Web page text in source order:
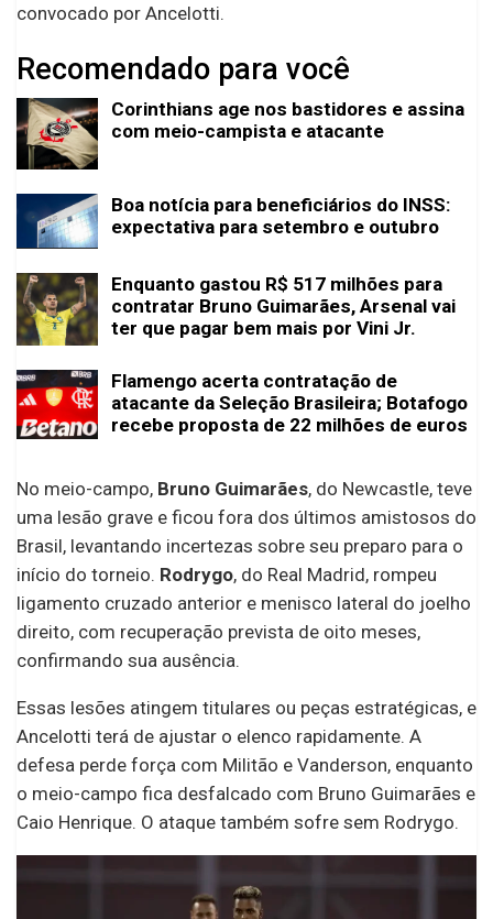
convocado por Ancelotti.
Recomendado para você
Corinthians age nos bastidores e assina
com meio-campista e atacante
Boa notícia para beneficiários do INSS:
expectativa para setembro e outubro
Enquanto gastou R$ 517 milhões para
contratar Bruno Guimarães, Arsenal vai
ter que pagar bem mais por Vini Jr.
Flamengo acerta contratação de
atacante da Seleção Brasileira; Botafogo
recebe proposta de 22 milhões de euros
No meio-campo, Bruno Guimarães, do Newcastle, teve
uma lesão grave e ficou fora dos últimos amistosos do
Brasil, levantando incertezas sobre seu preparo para o
início do torneio. Rodrygo, do Real Madrid, rompeu
ligamento cruzado anterior e menisco lateral do joelho
direito, com recuperação prevista de oito meses,
confirmando sua ausência.
Essas lesões atingem titulares ou peças estratégicas, e
Ancelotti terá de ajustar o elenco rapidamente. A
defesa perde força com Militão e Vanderson, enquanto
o meio-campo fica desfalcado com Bruno Guimarães e
Caio Henrique. O ataque também sofre sem Rodrygo.